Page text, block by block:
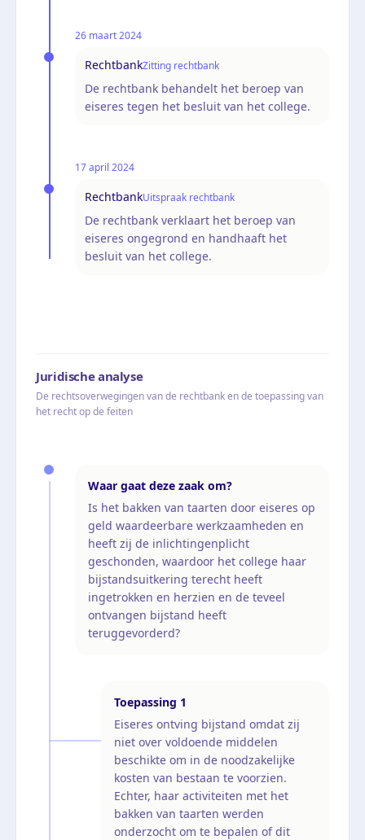
26 maart 2024
RechtbankZitting rechtbank
De rechtbank behandelt het beroep van
eiseres tegen het besluit van het college.
17 april 2024
RechtbankUitspraak rechtbank
De rechtbank verklaart het beroep van
eiseres ongegrond en handhaaft het
besluit van het college.
Juridische analyse
De rechtsoverwegingen van de rechtbank en de toepassing van
het recht op de feiten
Waar gaat deze zaak om?
Is het bakken van taarten door eiseres op
geld waardeerbare werkzaamheden en
heeft zij de inlichtingenplicht
geschonden, waardoor het college haar
bijstandsuitkering terecht heeft
ingetrokken en herzien en de teveel
ontvangen bijstand heeft
teruggevorderd?
Toepassing 1
Eiseres ontving bijstand omdat zij
niet over voldoende middelen
beschikte om in de noodzakelijke
kosten van bestaan te voorzien.
Echter, haar activiteiten met het
bakken van taarten werden
onderzocht om te bepalen of dit